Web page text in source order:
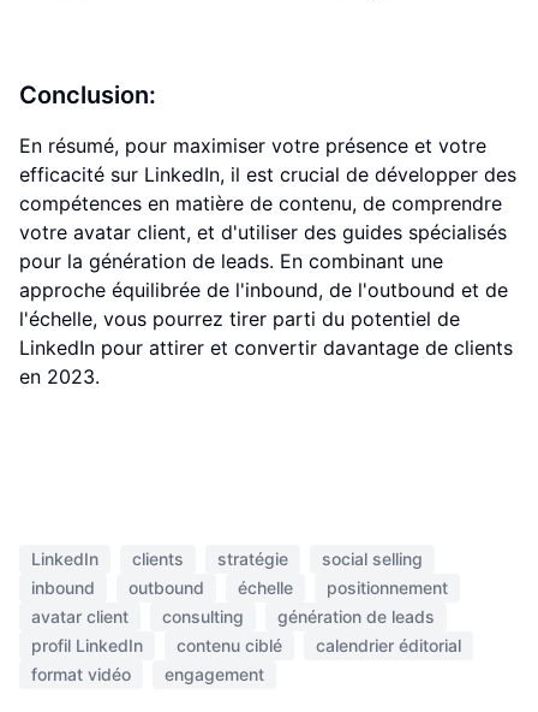
Conclusion:
En résumé, pour maximiser votre présence et votre
efficacité sur LinkedIn, il est crucial de développer des
compétences en matière de contenu, de comprendre
votre avatar client, et d'utiliser des guides spécialisés
pour la génération de leads. En combinant une
approche équilibrée de l'inbound, de l'outbound et de
l'échelle, vous pourrez tirer parti du potentiel de
LinkedIn pour attirer et convertir davantage de clients
en 2023.
LinkedIn clients stratégie
social selling
inbound
outbound échelle
positionnement
avatar client
consulting
génération de leads
profil LinkedIn
contenu ciblé
calendrier éditorial
format vidéo
engagement